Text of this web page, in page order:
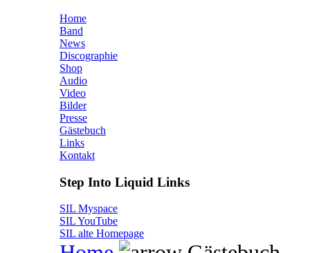
Home
Band
News
Discographie
Shop
Audio
Video
Bilder
Presse
Gästebuch
Links
Kontakt
Step Into Liquid Links
SIL Myspace
SIL YouTube
SIL alte Homepage